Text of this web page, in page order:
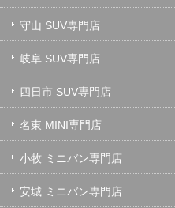
守山 SUV専門店
岐阜 SUV専門店
四日市 SUV専門店
名東 MINI専門店
小牧 ミニバン専門店
安城 ミニバン専門店